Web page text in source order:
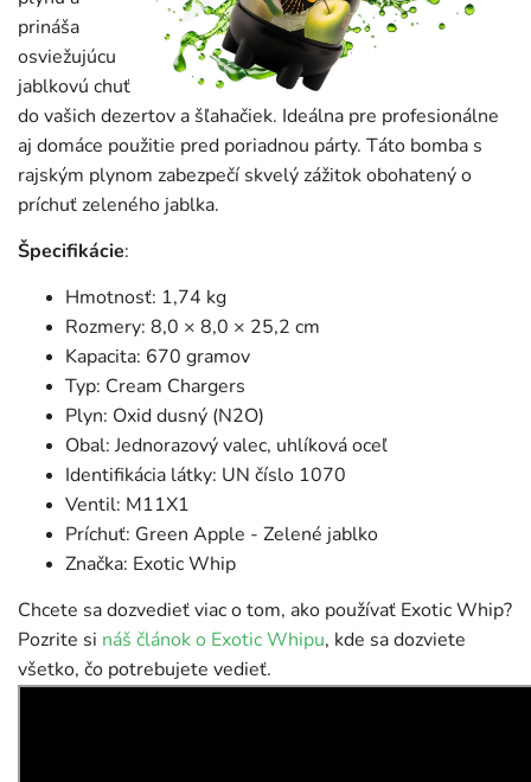
prináša
osviežujúcu
jablkovú chuť
do vašich dezertov a šľahačiek. Ideálna pre profesionálne
aj domáce použitie pred poriadnou párty. Táto bomba s
rajským plynom zabezpečí skvelý zážitok obohatený o
príchuť zeleného jablka.
Špecifikácie:
Hmotnosť: 1,74 kg
Rozmery: 8,0 × 8,0 × 25,2 cm
Kapacita: 670 gramov
Typ: Cream Chargers
Plyn: Oxid dusný (N2O)
Obal: Jednorazový valec, uhlíková oceľ
Identifikácia látky: UN číslo 1070
Ventil: M11X1
Príchuť: Green Apple - Zelené jablko
Značka: Exotic Whip
Chcete sa dozvedieť viac o tom, ako používať Exotic Whip?
Pozrite si náš článok o Exotic Whipu, kde sa dozviete
všetko, čo potrebujete vedieť.